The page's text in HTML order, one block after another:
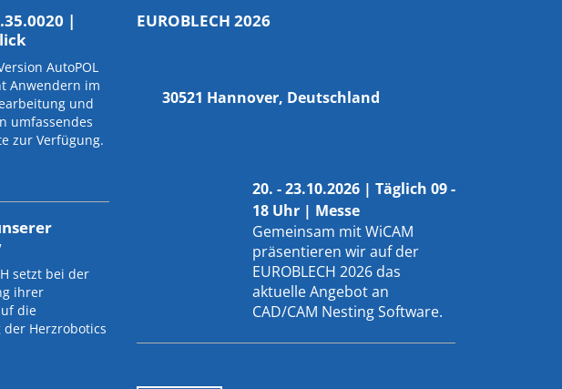
|
AutoPOL
Anwendern im
und
umfassendes
zur Verfügung.
setzt bei der
ihrer
die
Herzrobotics
EUROBLECH 2026
30521 Hannover, Deutschland
20. - 23.10.2026 | Täglich 09 -
18 Uhr | Messe
Gemeinsam mitWiCAM
präsentieren wir auf der
EUROBLECH 2026 das
aktuelle Angebot an
CAD/CAM Nesting Software.